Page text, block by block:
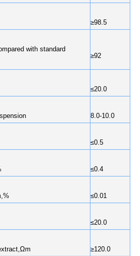
≥98.5
with standard
≥92
≤20.0
8.0-10.0
≤0.5
≤0.4
≤0.01
≤20.0
≥120.0